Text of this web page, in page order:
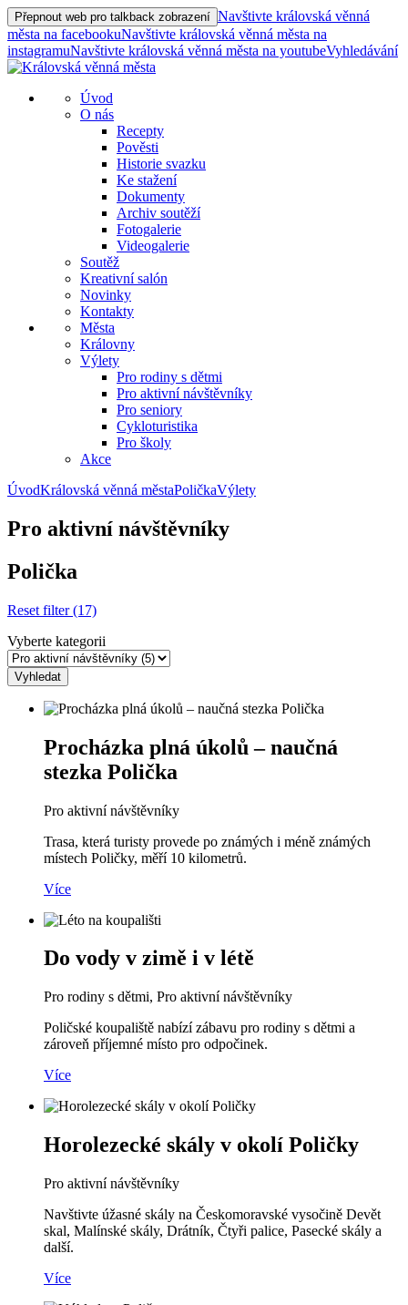
Přepnout web pro talkback zobrazení Navštivte královská věnná
města na facebookuNavštivte královská věnná města na
instagramuNavštivte královská věnná města na youtubeVyhledávání
Úvod
O nás
Recepty
Pověsti
Historie svazku
Ke stažení
Dokumenty
Archiv soutěží
Fotogalerie
Videogalerie
Soutěž
Kreativní salón
Novinky
Kontakty
Města
Královny
Výlety
Pro rodiny s dětmi
Pro aktivní návštěvníky
Pro seniory
Cykloturistika
Pro školy
Akce
ÚvodKrálovská věnná městaPoličkaVýlety
Pro aktivní návštěvníky
Polička
Reset filter (17)
Vyberte kategorii
Vyhledat
Procházka plná úkolů – naučná
stezka Polička
Pro aktivní návštěvníky
Trasa, která turisty provede po známých i méně známých
místech Poličky, měří 10 kilometrů.
Více
Do vody v zimě i v létě
Pro rodiny s dětmi, Pro aktivní návštěvníky
Poličské koupaliště nabízí zábavu pro rodiny s dětmi a
zároveň příjemné místo pro odpočinek.
Více
Horolezecké skály v okolí Poličky
Pro aktivní návštěvníky
Navštivte úžasné skály na Českomoravské vysočině Devět
skal, Malínské skály, Drátník, Čtyři palice, Pasecké skály a
další.
Více